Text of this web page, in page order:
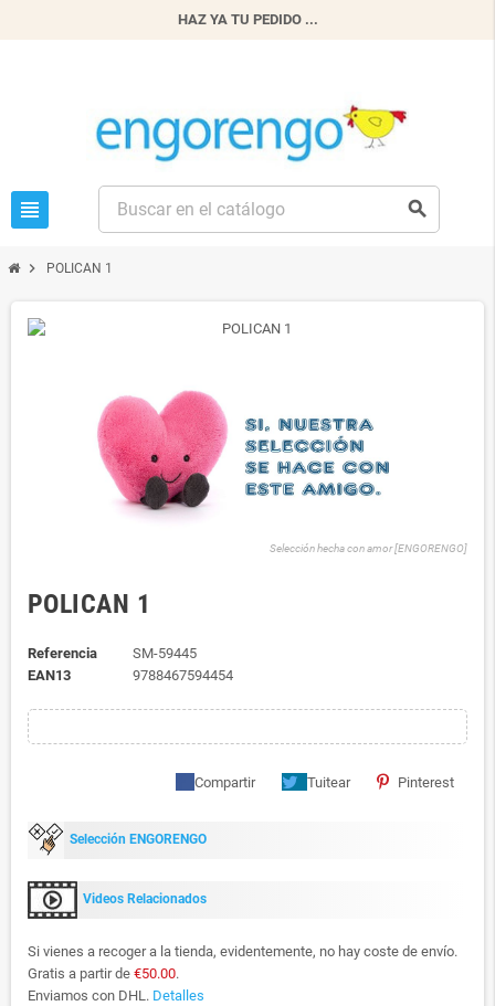
HAZ YA TU PEDIDO ...
view_headline search
chevron_right POLICAN 1
Selección hecha con amor [ENGORENGO]
POLICAN 1
Referencia
SM-59445
EAN13
9788467594454
Compartir Tuitear Pinterest
Selección ENGORENGO
Videos Relacionados
Si vienes a recoger a la tienda, evidentemente, no hay coste de envío.
Gratis a partir de €50.00.
Enviamos con DHL. Detalles